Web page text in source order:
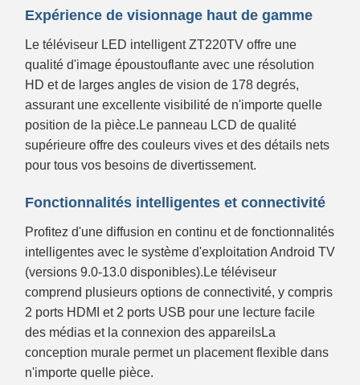
Expérience de visionnage haut de gamme
Le téléviseur LED intelligent ZT220TV offre une
qualité d'image époustouflante avec une résolution
HD et de larges angles de vision de 178 degrés,
assurant une excellente visibilité de n'importe quelle
position de la pièce.Le panneau LCD de qualité
supérieure offre des couleurs vives et des détails nets
pour tous vos besoins de divertissement.
Fonctionnalités intelligentes et connectivité
Profitez d'une diffusion en continu et de fonctionnalités
intelligentes avec le système d'exploitation Android TV
(versions 9.0-13.0 disponibles).Le téléviseur
comprend plusieurs options de connectivité, y compris
2 ports HDMI et 2 ports USB pour une lecture facile
des médias et la connexion des appareilsLa
conception murale permet un placement flexible dans
n'importe quelle pièce.